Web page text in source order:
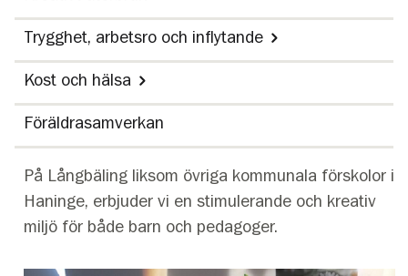
Trygghet, arbetsro och inflytande
Kost och hälsa
Föräldrasamverkan
På Långbäling liksom övriga kommunala förskolor i
Haninge, erbjuder vi en stimulerande och kreativ
miljö för både barn och pedagoger.